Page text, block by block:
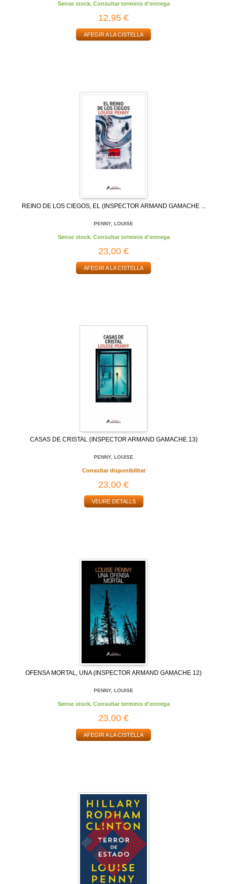
Sense stock. Consultar terminis d'entrega
12,95 €
AFEGIR A LA CISTELLA
REINO DE LOS CIEGOS, EL (INSPECTOR ARMAND GAMACHE ...
PENNY, LOUISE
Sense stock. Consultar terminis d'entrega
23,00 €
AFEGIR A LA CISTELLA
CASAS DE CRISTAL (INSPECTOR ARMAND GAMACHE 13)
PENNY, LOUISE
Consultar disponibilitat
23,00 €
VEURE DETALLS
OFENSA MORTAL, UNA (INSPECTOR ARMAND GAMACHE 12)
PENNY, LOUISE
Sense stock. Consultar terminis d'entrega
23,00 €
AFEGIR A LA CISTELLA